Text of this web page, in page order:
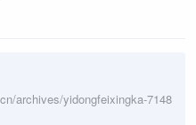
archives/yidongfeixingka-7148